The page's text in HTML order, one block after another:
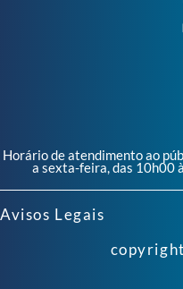
Horário de atendimento ao
a sexta-feira, das 10h00
Avisos Legais
copyright